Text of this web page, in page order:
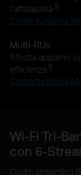
l'affidabilità §
Come funziona
Multi-RUs
Sfrutta appieno
efficienza §
Come funziona
Wi-Fi Tri-
con 6-
Goditi streaming